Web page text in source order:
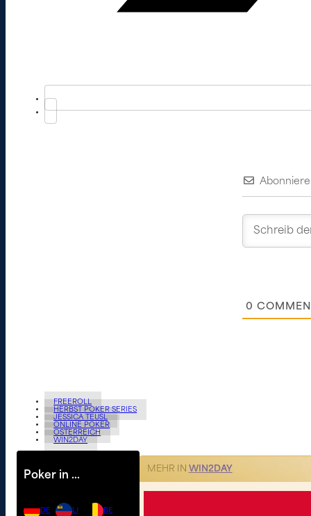
0
FREEROLL
HERBST POKER SERIES
JESSICA TEUSL
ONLINE POKER
ÖSTERREICH
WIN2DAY
Poker in …
DE LI BE
MEHR IN WIN2DAY